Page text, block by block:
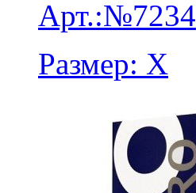
Арт.:№7234
Размер: X